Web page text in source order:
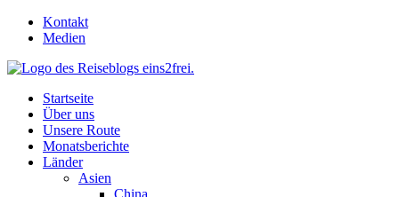
Skip
Kontakt
Medien
Startseite
Über uns
Unsere Route
Monatsberichte
Länder
Asien
China